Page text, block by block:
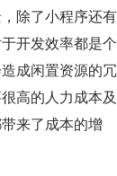
除了小程序还有
开发效率都是个
成闲置资源的冗
高的人力成本及
来了成本的增